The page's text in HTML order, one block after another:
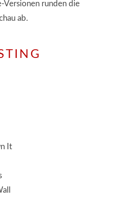
Versionen runden die
ab.
It